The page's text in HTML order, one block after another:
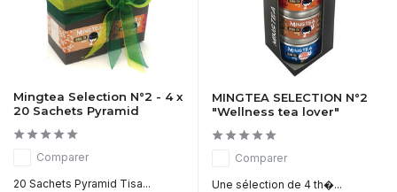
Mingtea Selection N°2 - 4 x
20 Sachets Pyramid
Comparer
20 Sachets Pyramid Tisa...
MINGTEA SELECTION N°2
"Wellness tea lover"
Comparer
Une sélection de 4 th�...